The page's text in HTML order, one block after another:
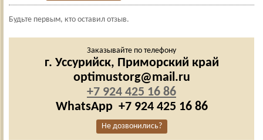
Будьте первым, кто оставил отзыв.
Заказывайте по телефону
г. Уссурийск, Приморский край
optimustorg@mail.ru
+7 924 425 16 86
WhatsApp +7 924 425 16 86
Не дозвонились?